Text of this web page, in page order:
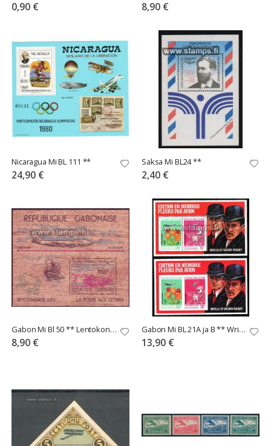
0,90 € 8,90 €
Nicaragua Mi BL 111 **
24,90 €
Saksa Mi BL24 **
2,40 €
Gabon Mi Bl 50 ** Lentokone, laiva
8,90 €
Gabon Mi BL 21A ja B ** Wrightin veljekset
13,90 €